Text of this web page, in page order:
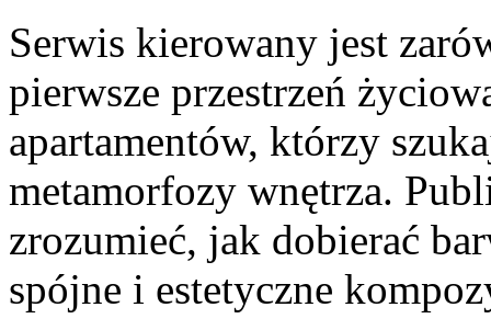
Serwis kierowany jest
pierwsze przestrzeń
apartamentów, którzy
metamorfozy wnętrza.
zrozumieć, jak dobierać
spójne i estetyczne